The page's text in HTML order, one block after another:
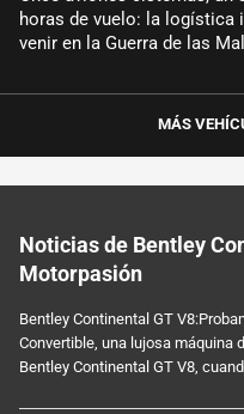
horas de vuelo: la logística
venir en la Guerra de las
MÁS
Noticias de Bentley
Motorpasión
Bentley Continental GT
Convertible, una lujosa máquina
Bentley Continental GT V8,